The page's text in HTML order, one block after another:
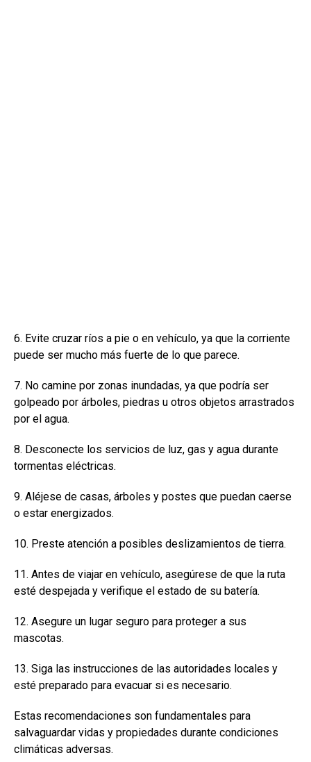
6. Evite cruzar ríos a pie o en vehículo, ya que la corriente
puede ser mucho más fuerte de lo que parece.
7. No camine por zonas inundadas, ya que podría ser
golpeado por árboles, piedras u otros objetos arrastrados
por el agua.
8. Desconecte los servicios de luz, gas y agua durante
tormentas eléctricas.
9. Aléjese de casas, árboles y postes que puedan caerse
o estar energizados.
10. Preste atención a posibles deslizamientos de tierra.
11. Antes de viajar en vehículo, asegúrese de que la ruta
esté despejada y verifique el estado de su batería.
12. Asegure un lugar seguro para proteger a sus
mascotas.
13. Siga las instrucciones de las autoridades locales y
esté preparado para evacuar si es necesario.
Estas recomendaciones son fundamentales para
salvaguardar vidas y propiedades durante condiciones
climáticas adversas.